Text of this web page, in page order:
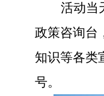
活动当
政策咨询台
知识等各类
号。